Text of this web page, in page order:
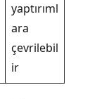
yaptırıml
ara
çevrilebil
ir